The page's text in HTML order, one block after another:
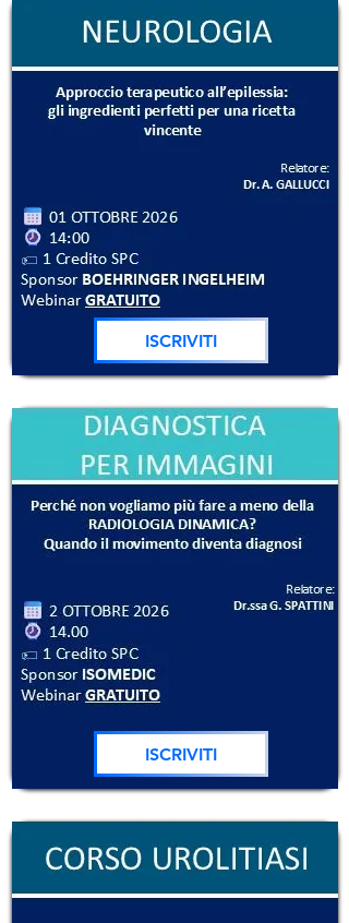
ISCRIVITI
ISCRIVITI